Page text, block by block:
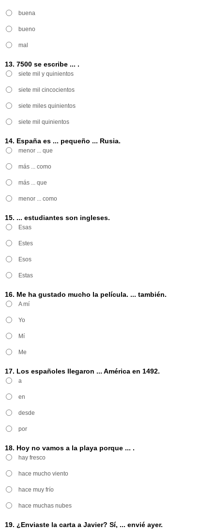
buena
bueno
mal
13. 7500 se escribe ... .
siete mil y quinientos
siete mil cincocientos
siete miles quinientos
siete mil quinientos
14. España es ... pequeño ... Rusia.
menor ... que
más ... como
más ... que
menor ... como
15. ... estudiantes son ingleses.
Esas
Estes
Esos
Estas
16. Me ha gustado mucho la película. ... también.
A mí
Yo
Mí
Me
17. Los españoles llegaron ... América en 1492.
a
en
desde
por
18. Hoy no vamos a la playa porque ... .
hay fresco
hace mucho viento
hace muy frío
hace muchas nubes
19. ¿Enviaste la carta a Javier? Sí, ... envié ayer.